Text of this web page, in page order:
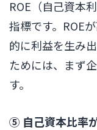
ROE（自己資本
指標です。ROE
的に利益を生み
ためには、まず
す。
⑤ 自己資本比率